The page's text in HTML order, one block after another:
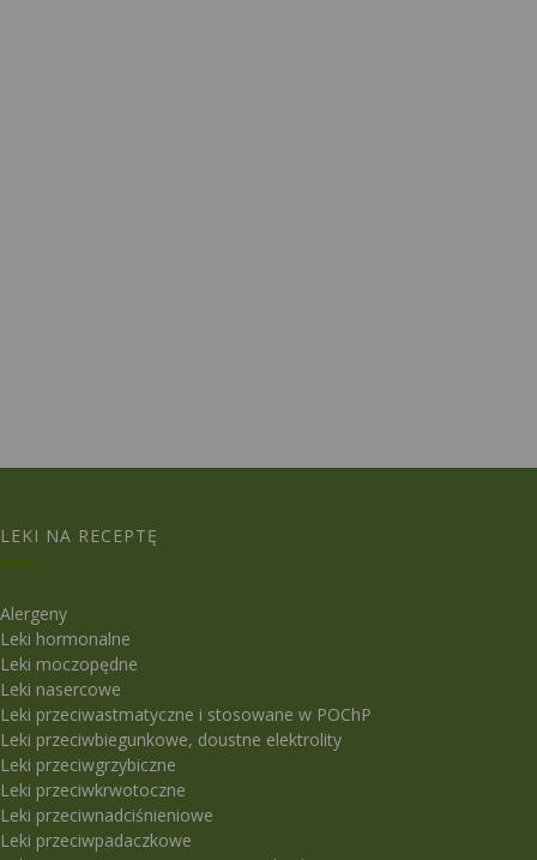
LEKI NA RECEPTĘ
Alergeny
Leki hormonalne
Leki moczopędne
Leki nasercowe
Leki przeciwastmatyczne i stosowane w POChP
Leki przeciwbiegunkowe, doustne elektrolity
Leki przeciwgrzybiczne
Leki przeciwkrwotoczne
Leki przeciwnadciśnieniowe
Leki przeciwpadaczkowe